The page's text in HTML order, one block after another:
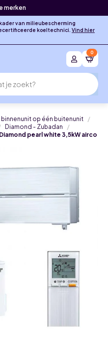
merken
van milieubescherming
koeltechnici. Vind hier
0
op één buitenunit
Diamond - Zubadan
pearl white 3,5kW airco